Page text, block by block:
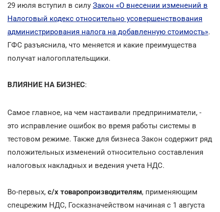
29 июля вступил в силу Закон «О внесении изменений в
Налоговый кодекс относительно усовершенствования
администрирования налога на добавленную стоимость».
ГФС разъяснила, что меняется и какие преимущества
получат налогоплательщики.
ВЛИЯНИЕ НА БИЗНЕС:
Самое главное, на чем настаивали предприниматели, -
это исправление ошибок во время работы системы в
тестовом режиме. Также для бизнеса Закон содержит ряд
положительных изменений относительно составления
налоговых накладных и ведения учета НДС.
Во-первых, с/х товаропроизводителям, применяющим
спецрежим НДС, Госказначейством начиная с 1 августа